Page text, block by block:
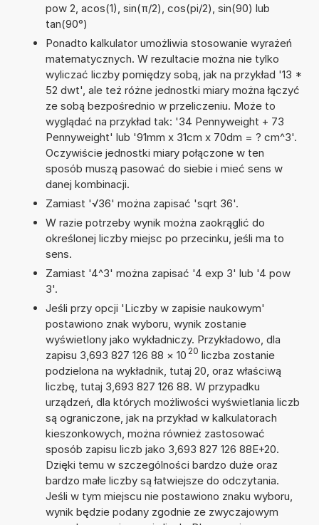
pow 2, acos(1), sin(π/2), cos(pi/2), sin(90) lub
tan(90°)
Ponadto kalkulator umożliwia stosowanie wyrażeń
matematycznych. W rezultacie można nie tylko
wyliczać liczby pomiędzy sobą, jak na przykład '13 *
52 dwt', ale też różne jednostki miary można łączyć
ze sobą bezpośrednio w przeliczeniu. Może to
wyglądać na przykład tak: '34 Pennyweight + 73
Pennyweight' lub '91mm x 31cm x 70dm = ? cm^3'.
Oczywiście jednostki miary połączone w ten
sposób muszą pasować do siebie i mieć sens w
danej kombinacji.
Zamiast '√36' można zapisać 'sqrt 36'.
W razie potrzeby wynik można zaokrąglić do
określonej liczby miejsc po przecinku, jeśli ma to
sens.
Zamiast '4^3' można zapisać '4 exp 3' lub '4 pow
3'.
Jeśli przy opcji 'Liczby w zapisie naukowym'
postawiono znak wyboru, wynik zostanie
wyświetlony jako wykładniczy. Przykładowo, dla
zapisu 3,693 827 126 88 × 10 20 liczba zostanie
podzielona na wykładnik, tutaj 20, oraz właściwą
liczbę, tutaj 3,693 827 126 88. W przypadku
urządzeń, dla których możliwości wyświetlania liczb
są ograniczone, jak na przykład w kalkulatorach
kieszonkowych, można również zastosować
sposób zapisu liczb jako 3,693 827 126 88E+20.
Dzięki temu w szczególności bardzo duże oraz
bardzo małe liczby są łatwiejsze do odczytania.
Jeśli w tym miejscu nie postawiono znaku wyboru,
wynik będzie podany zgodnie ze zwyczajowym